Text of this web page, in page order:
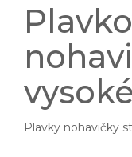
Plavky nohavičky